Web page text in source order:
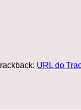
URL do